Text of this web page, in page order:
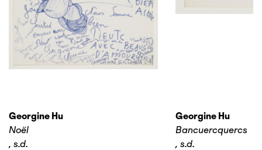
Georgine Hu
Noël
, s.d.
Georgine Hu
Bancuercquercs
, s.d.